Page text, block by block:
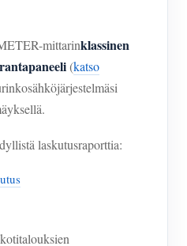
mittarinklassinen
(katso
laskutusraporttia: